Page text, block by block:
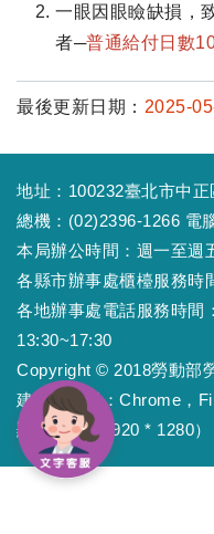
一眼因眼瞼缺損，
者─普通給付日數
最後更新日期： 2025-
地址：100232臺北市中正
總機：(02)2396-1266 電
本局辦公時間：週一至週
各縣市辦事處櫃檯服務時
各地辦事處電話服務時間
13:30~17:30
Copyright © 2018勞動部
建議瀏覽器：Chrome，
顯示效果為1920 * 1280）